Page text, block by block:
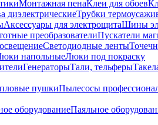
Монтажная пенаКлеи для обоев
диэлектрическиеТрубки
Аксессуары для электрощитаШины
преобразователиПускатели
Светодиодные ленты
напольныеЛюки под покраску
ГенераторыТали, тельферы
пушкиПылесосы
оборудованиеПаяльное